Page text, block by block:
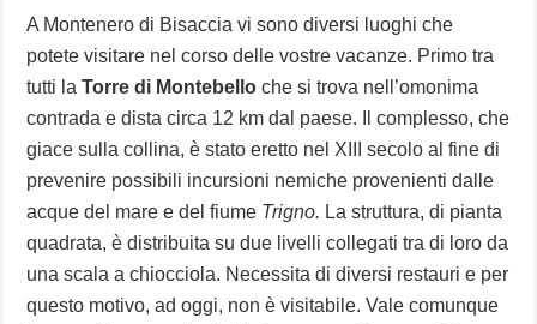
A Montenero di Bisaccia vi sono diversi luoghi che
potete visitare nel corso delle vostre vacanze. Primo tra
tutti laTorre di Montebello che si trova nell’omonima
contrada e dista circa 12 km dal paese. Il complesso, che
giace sulla collina, è stato eretto nel XIII secolo al fine di
prevenire possibili incursioni nemiche provenienti dalle
acque del mare e del fiume Trigno. La struttura, di pianta
quadrata, è distribuita su due livelli collegati tra di loro da
una scala a chiocciola. Necessita di diversi restauri e per
questo motivo, ad oggi, non è visitabile. Vale comunque